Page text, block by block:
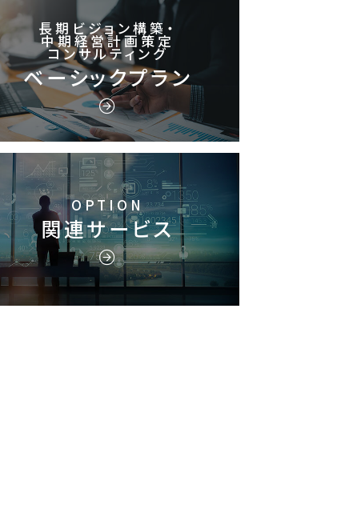
長期ビジョン構築・
中期経営計画策定
コンサルティング
ベーシックプラン
OPTION
関連サービス